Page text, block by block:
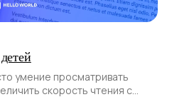
умение просматривать
скорость чтения с